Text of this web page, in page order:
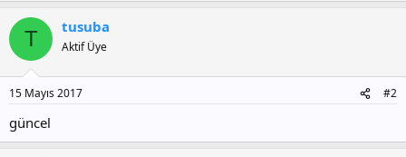
T tusuba
Aktif Üye
15 Mayıs 2017 #2
güncel